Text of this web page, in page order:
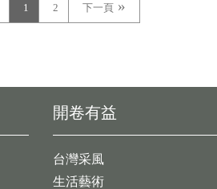
1 2 下一頁
開卷有益
台灣采風
生活藝術